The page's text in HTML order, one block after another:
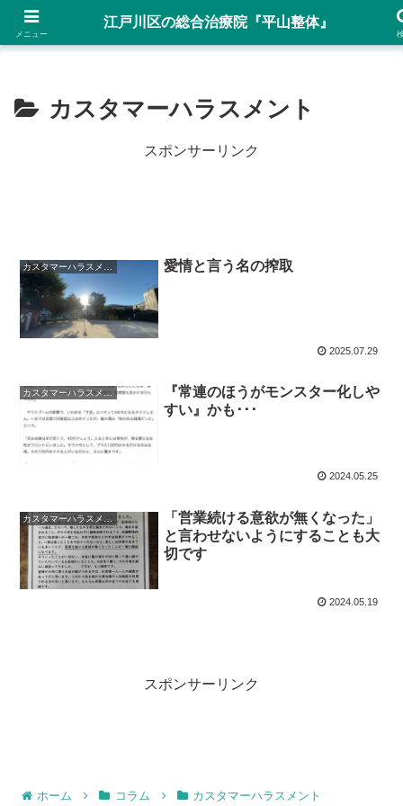
後ろ姿…自信がありますか？予約優先 Tel:070-5023-6270
カスタマーハラスメント
スポンサーリンク
カスタマーハラスメント 愛情と言う名の搾取
2025.07.29
カスタマーハラスメント
『常連のほうがモンスター化しや
すい』かも･･･
2024.05.25
カスタマーハラスメント
「営業続ける意欲が無くなった」
と言わせないようにすることも大
切です
2024.05.19
スポンサーリンク
ホーム コラム カスタマーハラスメント
メニュー
江戸川区の総合治療院『平山整体』